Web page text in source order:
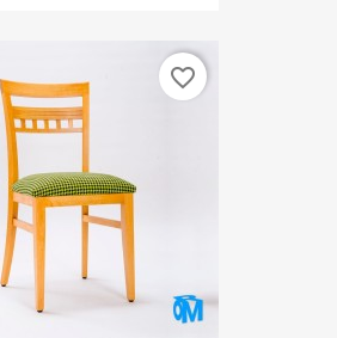
favorite_border